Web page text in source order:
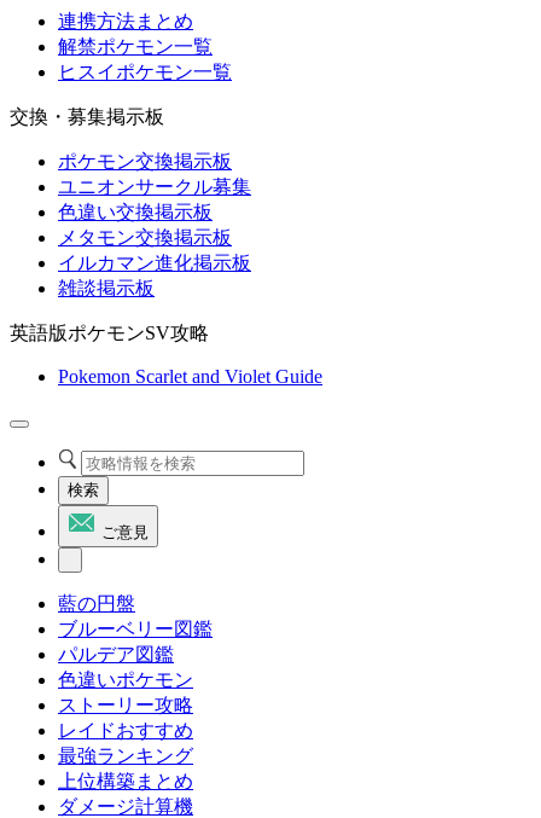
連携方法まとめ
解禁ポケモン一覧
ヒスイポケモン一覧
交換・募集掲示板
ポケモン交換掲示板
ユニオンサークル募集
色違い交換掲示板
メタモン交換掲示板
イルカマン進化掲示板
雑談掲示板
英語版ポケモンSV攻略
Pokemon Scarlet and Violet Guide
検索
ご意見
藍の円盤
ブルーベリー図鑑
パルデア図鑑
色違いポケモン
ストーリー攻略
レイドおすすめ
最強ランキング
上位構築まとめ
ダメージ計算機